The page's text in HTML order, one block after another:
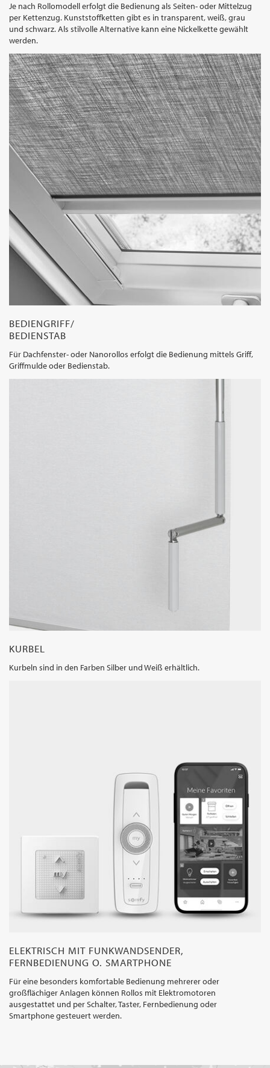
Je nach Rollomodell erfolgt die Bedienung als Seiten- oder Mittelzug
per Kettenzug. Kunststoffketten gibt es in transparent, weiß, grau
und schwarz. Als stilvolle Alternative kann eine Nickelkette gewählt
werden.
BEDIENGRIFF/
BEDIENSTAB
Für Dachfenster- oder Nanorollos erfolgt die Bedienung mittels Griff,
Griffmulde oder Bedienstab.
KURBEL
Kurbeln sind in den Farben Silber und Weiß erhältlich.
ELEKTRISCH MIT FUNKWANDSENDER,
FERNBEDIENUNG O. SMARTPHONE
Für eine besonders komfortable Bedienung mehrerer oder
großflächiger Anlagen können Rollos mit Elektromotoren
ausgestattet und per Schalter, Taster, Fernbedienung oder
Smartphone gesteuert werden.